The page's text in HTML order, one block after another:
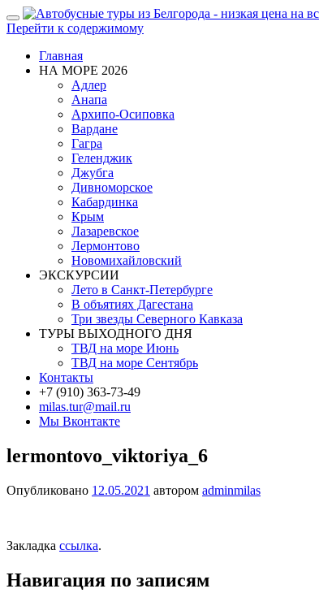
Показать/
Скрыть
Перейти к содержимому
Главная
НА МОРЕ 2026
Адлер
Анапа
Архипо-Осиповка
Вардане
Гагра
Геленджик
Джубга
Дивноморское
Кабардинка
Крым
Лазаревское
Лермонтово
Новомихайловский
ЭКСКУРСИИ
Лето в Санкт-Петербурге
В объятиях Дагестана
Три звезды Северного Кавказа
ТУРЫ ВЫХОДНОГО ДНЯ
ТВД на море Июнь
ТВД на море Сентябрь
Контакты
+7 (910) 363-73-49
milas.tur@mail.ru
Мы Вконтакте
lermontovo_viktoriya_6
Опубликовано 12.05.2021 автором adminmilas
Закладка ссылка.
Навигация по записям